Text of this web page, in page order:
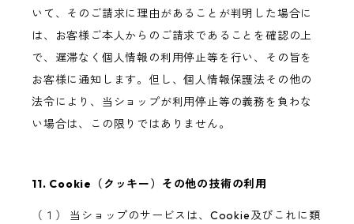
いて、そのご請求に理由があることが判明した場合に
は、お客様ご本人からのご請求であることを確認の上
で、遅滞なく個人情報の利用停止等を行い、その旨を
お客様に通知します。但し、個人情報保護法その他の
法令により、当ショップが利用停止等の義務を負わな
い場合は、この限りではありません。
11. Cookie（クッキー）その他の技術の利用
（１） 当ショップのサービスは、Cookie及びこれに類